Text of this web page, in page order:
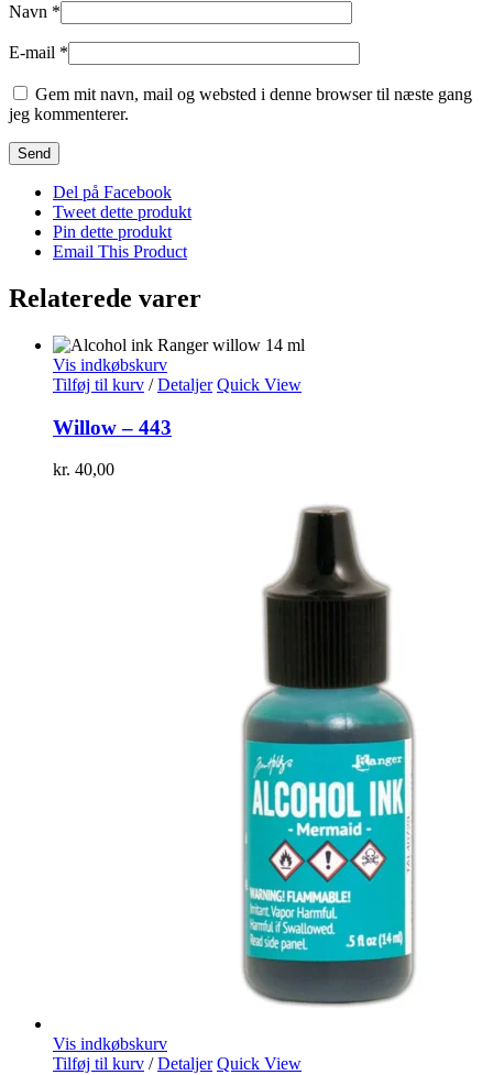
Navn *
E-mail *
Gem mit navn, mail og websted i denne browser til næste gang
jeg kommenterer.
Del på Facebook
Tweet dette produkt
Pin dette produkt
Email This Product
Relaterede varer
Vis indkøbskurv
Tilføj til kurv / Detaljer Quick View
Willow – 443
kr. 40,00
Vis indkøbskurv
Tilføj til kurv / Detaljer Quick View